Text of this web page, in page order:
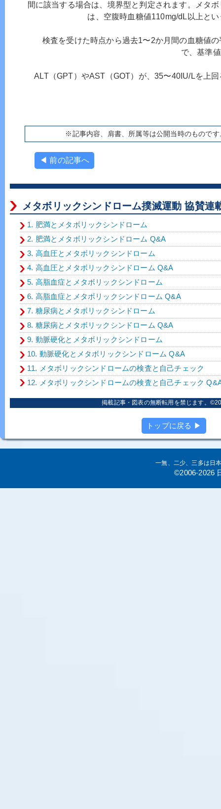
間に該当する場合は、境界型と判定されます。メタ
は、空腹時血糖値110mg/dL以上と
検査を受けた時点から過去1〜2か月間の血糖値
で、基準
ALT（GPT）やAST（GOT）が、35〜40IU/Lを上
※記事内容、肩書、所属等は公開当時のもので
◀ 前の記事へ
メタボリックシンドローム撲滅運動 協賛連
1. 肥満とメタボリックシンドローム
2. 肥満とメタボリックシンドローム Q&A
3. 高血圧とメタボリックシンドローム
4. 高血圧とメタボリックシンドローム Q&A
5. 高脂血症とメタボリックシンドローム
6. 高脂血症とメタボリックシンドローム Q&A
7. 糖尿病とメタボリックシンドローム
8. 糖尿病とメタボリックシンドローム Q&A
9. 動脈硬化とメタボリックシンドローム
10. 動脈硬化とメタボリックシンドローム Q&A
11. メタボリックシンドロームの検査と自己チェック
12. メタボリックシンドロームの検査と自己チェック
掲載記事・図表の無断転用を禁じます。
トップに戻る ▶
一無、二少、三多は日
©2006-2026